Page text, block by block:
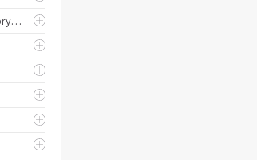
Läckageskydd och Vattenfelsbrytare